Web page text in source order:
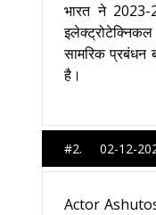
भारत ने 2023-
सामरिक प्रबंधन
है।
#2. 02-12-
Actor